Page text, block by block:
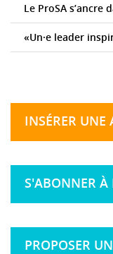
Le ProSA s’ancre
«Un·e leader
INSÉRER UNE
S'ABONNER À
PROPOSER